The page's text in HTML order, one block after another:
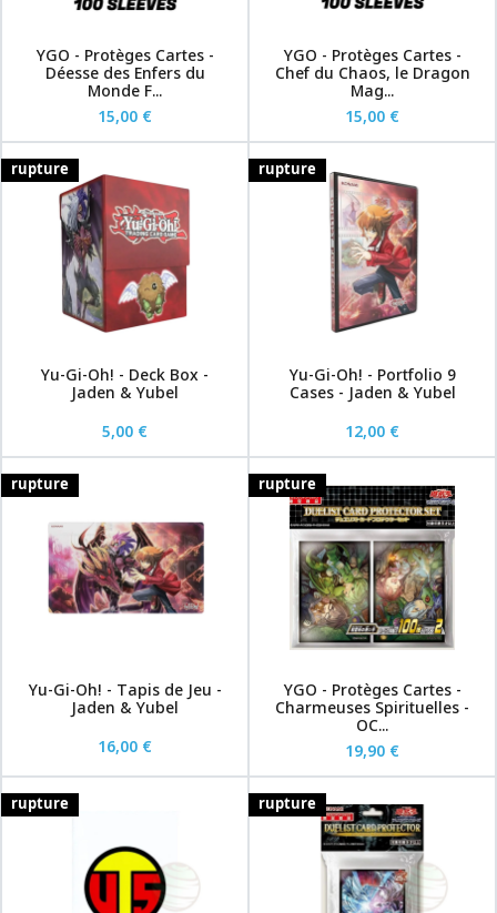
YGO - Protèges Cartes -
Déesse des Enfers du
Monde F...
15,00 €
YGO - Protèges Cartes -
Chef du Chaos, le Dragon
Mag...
15,00 €
rupture
Yu-Gi-Oh! - Deck Box -
Jaden & Yubel
5,00 €
rupture
Yu-Gi-Oh! - Portfolio 9
Cases - Jaden & Yubel
12,00 €
rupture
Yu-Gi-Oh! - Tapis de Jeu -
Jaden & Yubel
16,00 €
rupture
YGO - Protèges Cartes -
Charmeuses Spirituelles -
OC...
19,90 €
rupture rupture